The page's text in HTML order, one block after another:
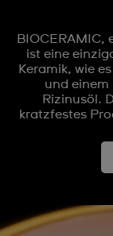
ist eine
Keramik, wie
und
Rizinusöl.
kratzfestes